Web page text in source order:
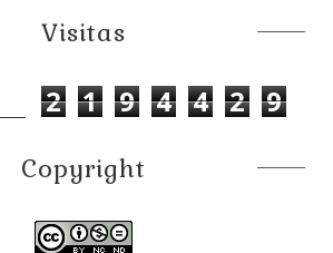
Visitas
2 1 9 4 4 2 9
Copyright